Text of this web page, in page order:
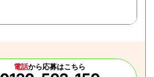
電話から応募はこちら